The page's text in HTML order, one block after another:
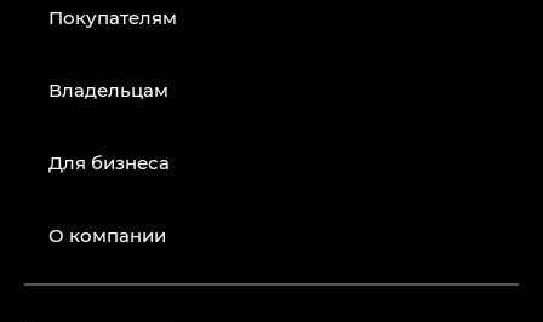
Покупателям
Владельцам
Для бизнеса
О компании